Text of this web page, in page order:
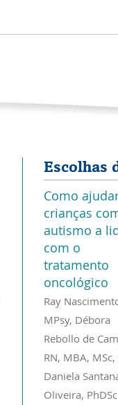
Escolhas
Como
crianças
autismo a
com o
tratamento
oncológico
Ray
MPsy, Débora
Rebollo de
RN, MBA,
Daniela
Oliveira, PhDSc